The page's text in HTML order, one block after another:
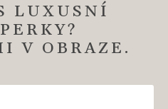
LUXUSNÍ
V OBRAZE.